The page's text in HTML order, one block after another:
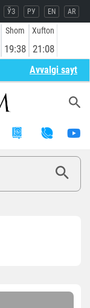
ЎЗ РУ EN AR
Shom
19:38
Xufton
21:08
Avvalgi sayt